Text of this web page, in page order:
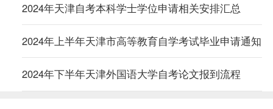
2024年天津自考本科学士学位申请相关安排汇总
2024年上半年天津市高等教育自学考试毕业申请通知
2024年下半年天津外国语大学自考论文报到流程